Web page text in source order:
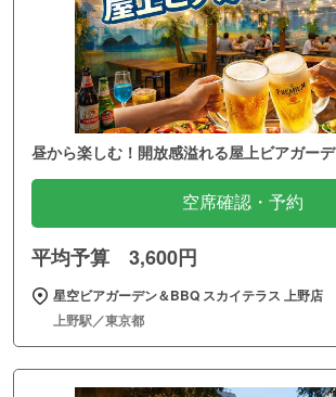
昼から楽しむ！開放感溢れる屋上ビアガー
空席確認・予約
平均予算 3,600円
星空ビアガーデン＆BBQ スカイテラス 上野
上野駅／東京都